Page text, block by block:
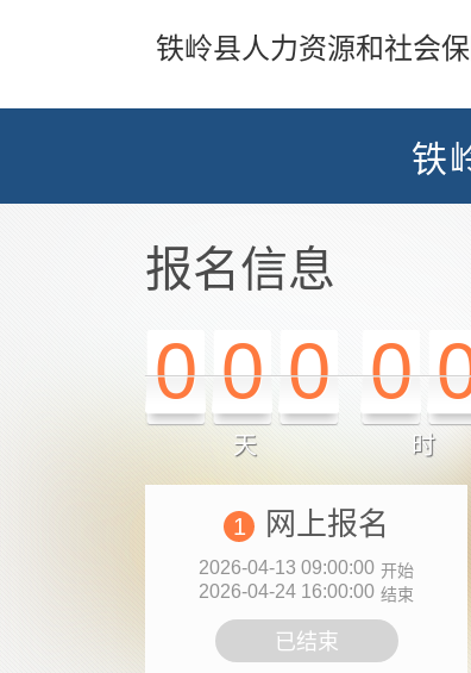
铁岭县人力资源和社会
铁
报名信息
0 0 0 0
天 时
1 网上报名
2026-04-13 09:00:00 开始
2026-04-24 16:00:00 结束
已结束